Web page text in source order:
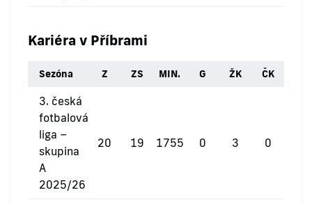
Kariéra v Příbrami
Sezóna Z ZS MIN. G ŽK ČK
3. česká
fotbalová
liga –
skupina
A
2025/26
20 19 1755 0 3 0